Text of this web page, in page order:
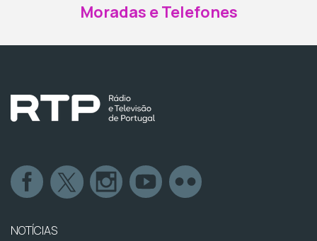
Moradas e Telefones
NOTÍCIAS